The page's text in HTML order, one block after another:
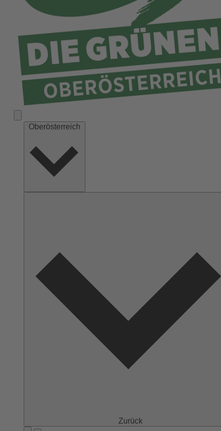
Ried
Schärding
Steyr
Steyr-Land
Urfahr-Umgebung
Vöcklabruck
Oberösterreich
Zurück